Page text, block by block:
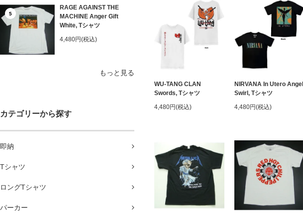
5
RAGE AGAINST THE
MACHINE Anger Gift
White, Tシャツ
4,480円(税込)
もっと見る
カテゴリーから探す
即納
Tシャツ
ロングTシャツ
パーカー
WU-TANG CLAN
Swords, Tシャツ
4,480円(税込)
NIRVANA In Utero Angel
Swirl, Tシャツ
4,480円(税込)